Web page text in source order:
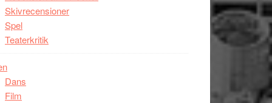
Skivrecensioner
Spel
Teaterkritik
Dans
Film